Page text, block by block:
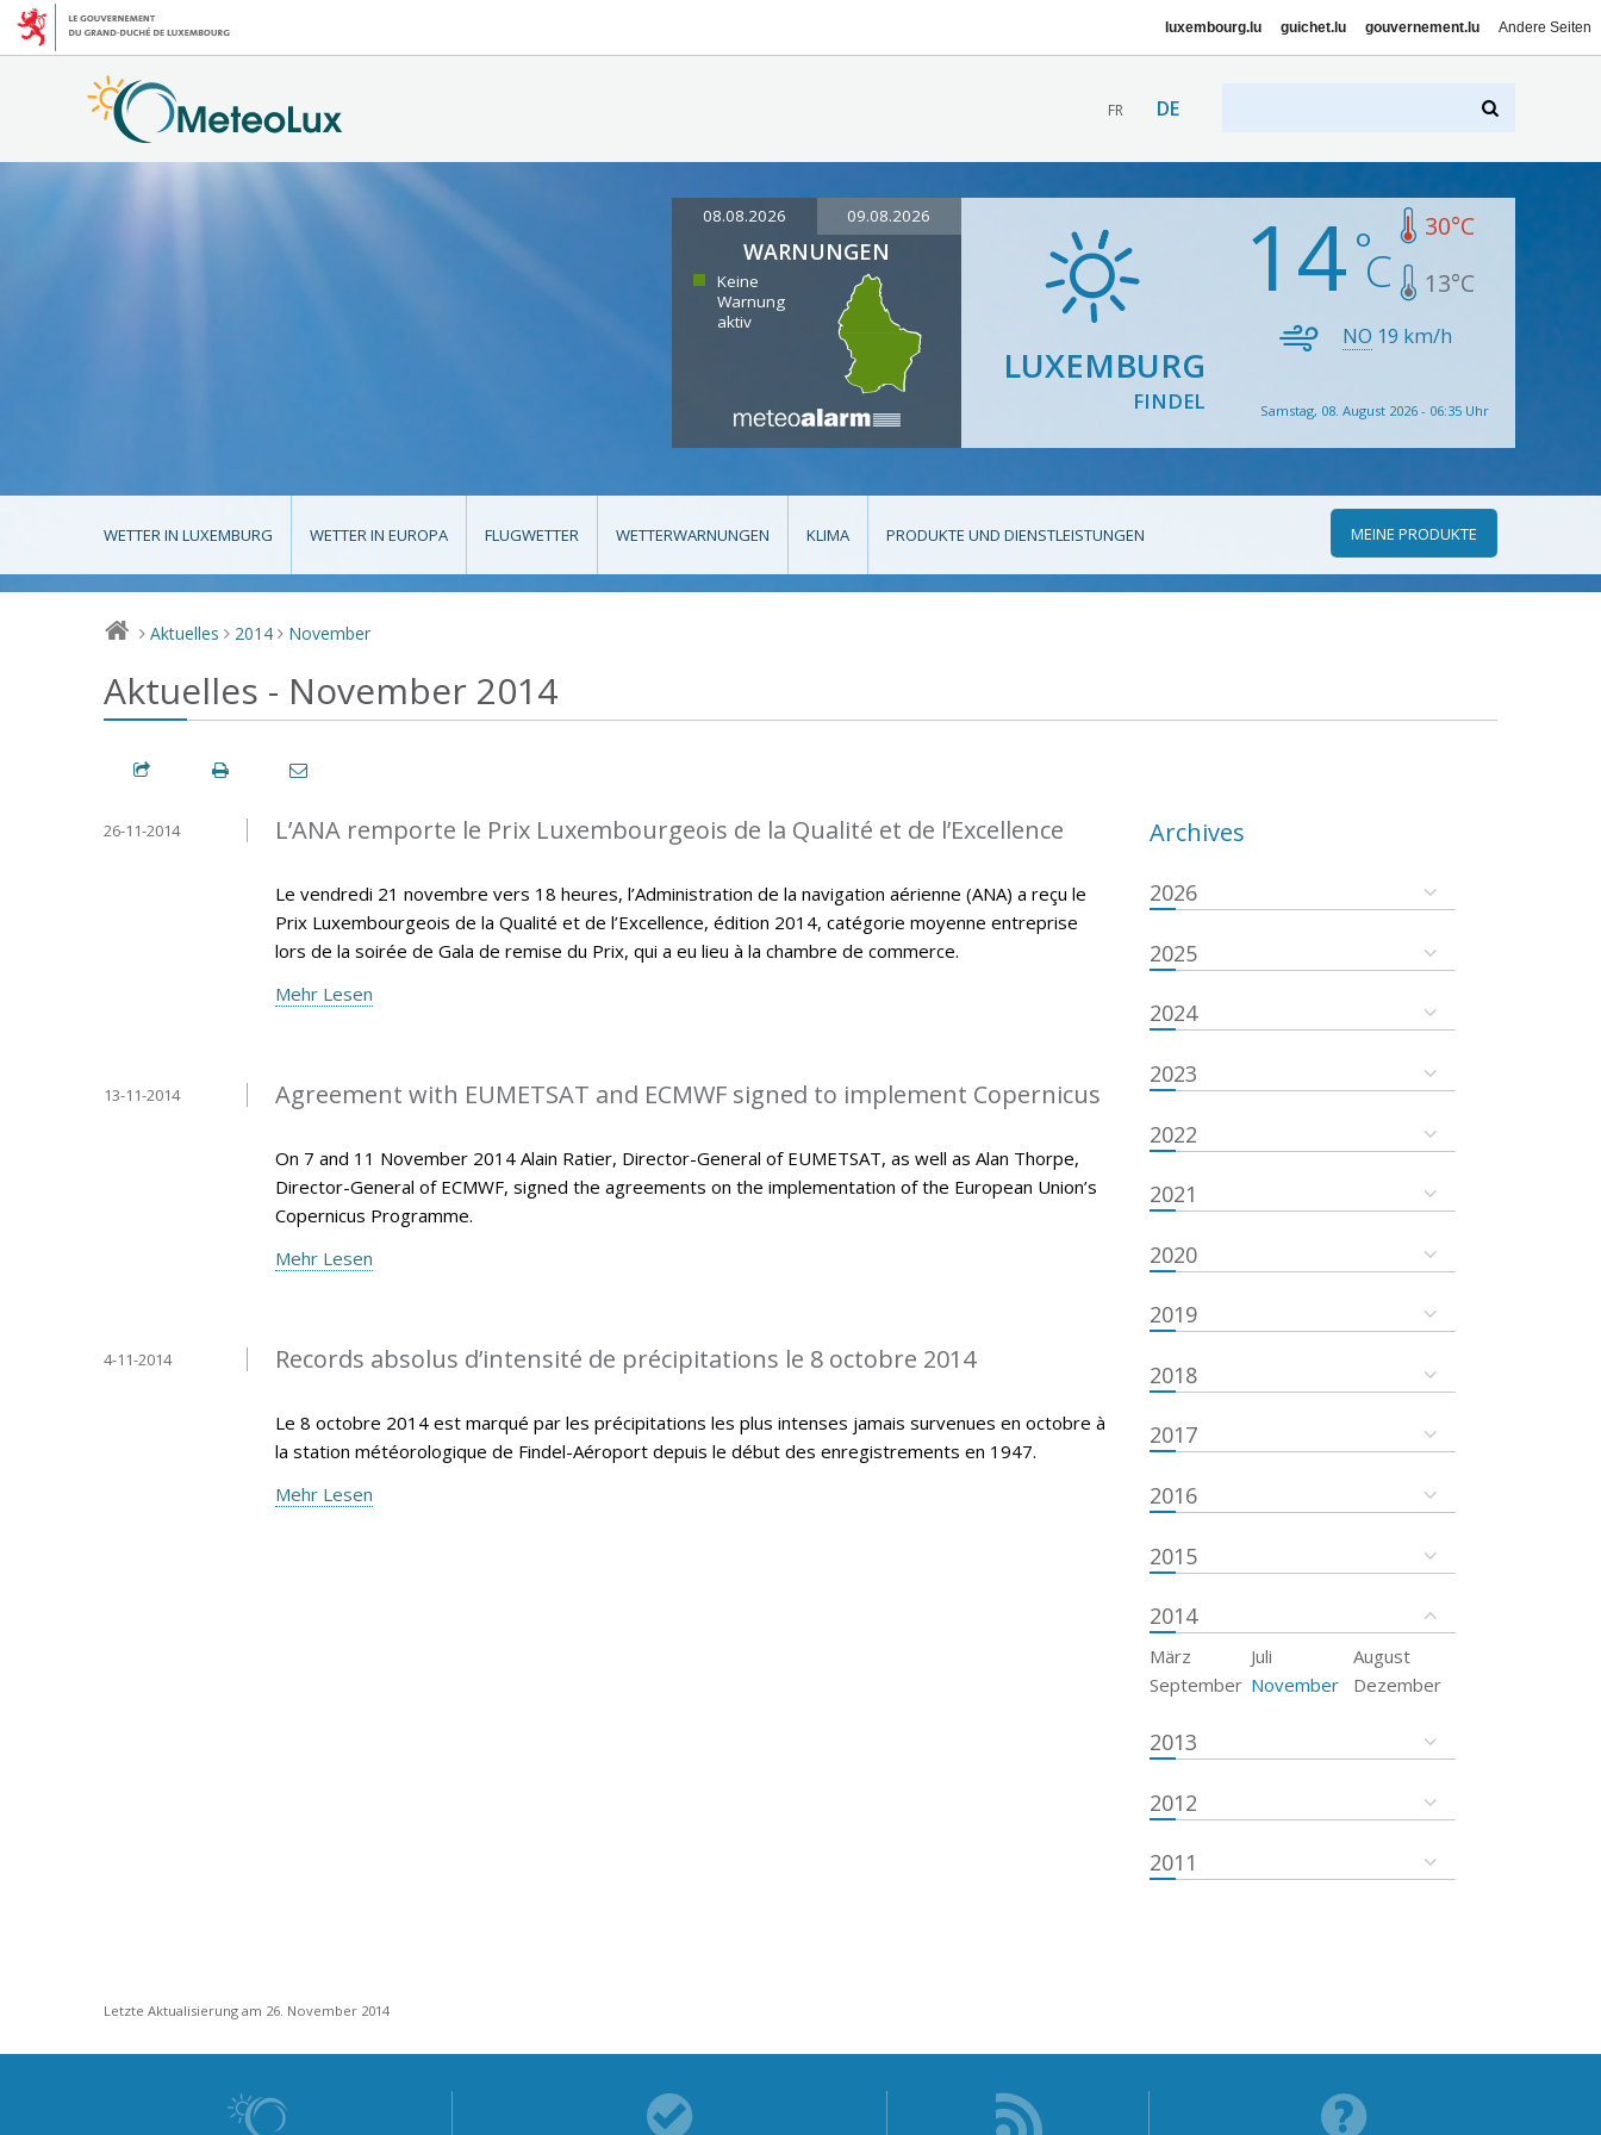
luxembourg.lu guichet.lu gouvernement.lu Andere Seiten
FR DE
08.08.2026 09.08.2026
WARNUNGEN
Keine
Warnung
aktiv
LUXEMBURG
FINDEL
14 30°C
13°C
NO 19 km/h
Samstag, 08. August 2026 - 06:35 Uhr
WETTER IN LUXEMBURG WETTER IN EUROPA FLUGWETTER WETTERWARNUNGEN KLIMA PRODUKTE UND DIENSTLEISTUNGEN MEINE PRODUKTE
> Aktuelles > 2014 > November
Aktuelles - November 2014
L’ANA remporte le Prix Luxembourgeois de la Qualité et de l’Excellence
26-11-2014
Le vendredi 21 novembre vers 18 heures, l’Administration de la navigation aérienne (ANA) a reçu le
Prix Luxembourgeois de la Qualité et de l’Excellence, édition 2014, catégorie moyenne entreprise
lors de la soirée de Gala de remise du Prix, qui a eu lieu à la chambre de commerce.
Mehr Lesen
Agreement with EUMETSAT and ECMWF signed to implement Copernicus
13-11-2014
On 7 and 11 November 2014 Alain Ratier, Director-General of EUMETSAT, as well as Alan Thorpe,
Director-General of ECMWF, signed the agreements on the implementation of the European Union’s
Copernicus Programme.
Mehr Lesen
Records absolus d’intensité de précipitations le 8 octobre 2014
4-11-2014
Le 8 octobre 2014 est marqué par les précipitations les plus intenses jamais survenues en octobre à
la station météorologique de Findel-Aéroport depuis le début des enregistrements en 1947.
Mehr Lesen
Archives
2026
2025
2024
2023
2022
2021
2020
2019
2018
2017
2016
2015
2014
März Juli
August
September November Dezember
2013
2012
2011
Letzte Aktualisierung am 26. November 2014